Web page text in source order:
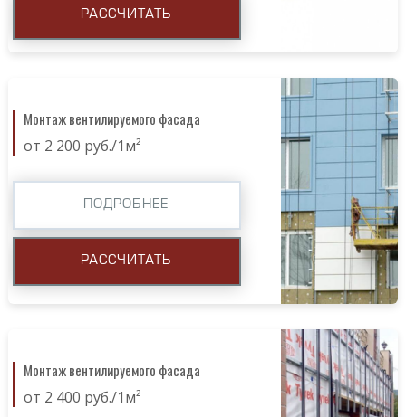
РАССЧИТАТЬ
Монтаж вентилируемого фасада
от 2 200 руб./1м²
ПОДРОБНЕЕ
РАССЧИТАТЬ
Монтаж вентилируемого фасада
от 2 400 руб./1м²